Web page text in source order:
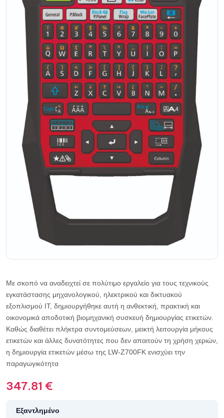
Με σκοπό να αναδειχτεί σε πολύτιμο εργαλείο για τους τεχνικούς
εγκατάστασης μηχανολογικού, ηλεκτρικού και δικτυακού
εξοπλισμού IT, δημιουργήθηκε αυτή η ανθεκτική, πρακτική και
οικονομικά αποδοτική βιομηχανική συσκευή δημιουργίας ετικετών.
Καθώς διαθέτει πλήκτρα συντομεύσεων, μεικτή λειτουργία μήκους
ετικετών και άλλες δυνατότητες που δεν απαιτούν τη χρήση χεριών,
η δημιουργία ετικετών μέσω της LW-Z700FK ενισχύει την
παραγωγικότητα
347.81 €
Εξαντλημένο